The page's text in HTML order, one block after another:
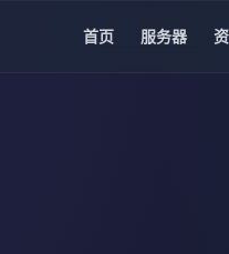
首页 服务器